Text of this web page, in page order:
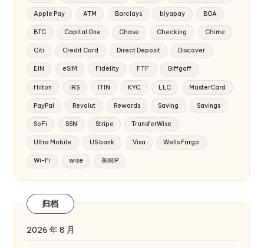
Apple Pay ATM Barclays biyapay BOA
BTC Capital One Chase Checking Chime
Citi Credit Card Direct Deposit Discover
EIN eSIM Fidelity FTF Giffgaff
Hilton IRS ITIN KYC LLC MasterCard
PayPal Revolut Rewards Saving Savings
SoFi SSN Stripe TransferWise
Ultra Mobile US bank Visa Wells Fargo
Wi-Fi wise 美国IP
归档
2026 年 8 月